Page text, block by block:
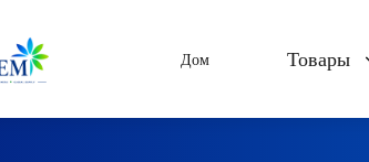
Дом Товары